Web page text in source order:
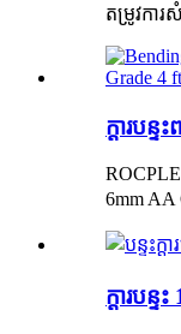
តម្រូវកា
ក្តារបន្
6mm AA
ក្តារបន្